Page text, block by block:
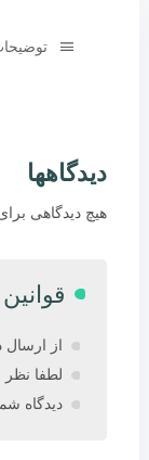
دیدگاهها
هیچ دیدگاهی
از ارسال
لطفا نظر
دیدگاه